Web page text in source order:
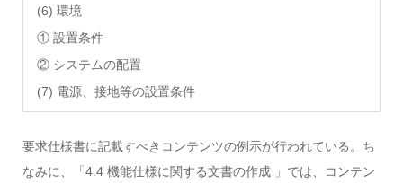
(6) 環境
① 設置条件
② システムの配置
(7) 電源、接地等の設置条件
要求仕様書に記載すべきコンテンツの例示が行われている。ち
なみに、「4.4 機能仕様に関する文書の作成 」では、コンテン